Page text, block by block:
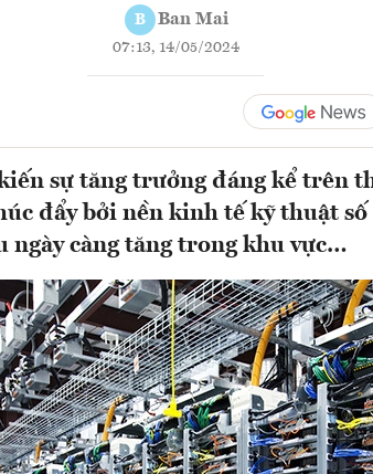
B Ban Mai
07:13, 14/05/2024
sự tăng trưởng đáng kể trên
đẩy bởi nền kinh tế kỹ thuật số
ngày càng tăng trong khu vực…